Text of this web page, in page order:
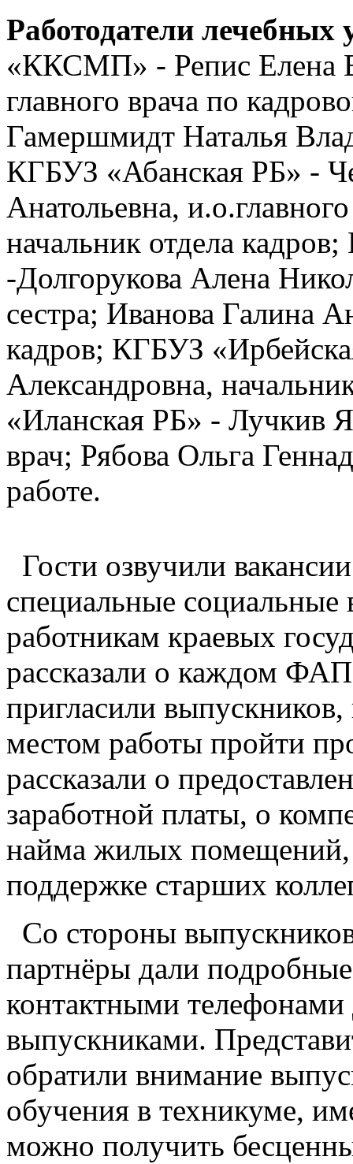
Работодатели лечебных
«ККСМП» - Репис Елена
главного врача по
Гамершмидт Наталья
КГБУЗ «Абанская РБ» -
Анатольевна,
начальник отдела
-Долгорукова Алена
сестра; Иванова Галина
кадров; КГБУЗ
Александровна,
«Иланская РБ» - Лучкив
врач; Рябова Ольга
работе.
Гости озвучили
специальные
работникам краевых
рассказали о каждом
пригласили
местом работы пройти
рассказали о
заработной платы, о
найма жилых помещений,
поддержке старших
Со стороны
партнёры дали
контактными телефонами
выпускниками.
обратили внимание
обучения в техникуме,
можно получить